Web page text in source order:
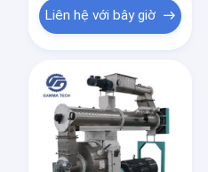
Liên hệ với bây giờ